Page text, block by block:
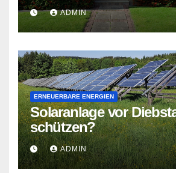
ADMIN
ERNEUERBARE ENERGIEN
Solaranlage vor
schützen?
ADMIN